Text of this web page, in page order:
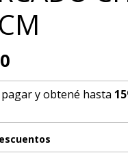
y obtené hasta